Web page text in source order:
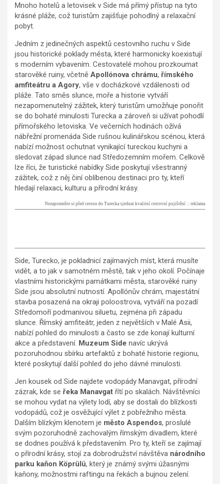
Mnoho hotelů a letovisek v Side má přímý přístup na tyto
krásné pláže, což turistům zajišťuje pohodlný a relaxační
pobyt.
Jedním z jedinečných aspektů cestovního ruchu v Side
jsou historické poklady města, které harmonicky koexistují
s moderním vybavením. Cestovatelé mohou prozkoumat
starověké ruiny, včetně Apollónova chrámu, římského
amfiteátru a Agory, vše v docházkové vzdálenosti od
pláže. Tato směs slunce, moře a historie vytváří
nezapomenutelný zážitek, který turistům umožňuje ponořit
se do bohaté minulosti Turecka a zároveň si užívat pohodlí
přímořského letoviska. Ve večerních hodinách ožívá
nábřežní promenáda Side rušnou kulinářskou scénou, která
nabízí možnost ochutnat vynikající tureckou kuchyni a
sledovat západ slunce nad Středozemním mořem. Celkově
lze říci, že turistické nabídky Side poskytují všestranný
zážitek, což z něj činí oblíbenou destinaci pro ty, kteří
hledají relaxaci, kulturu a přírodní krásy.
Nezapomeňte si před cestou do Turecka sjednat kvalitní cestovní pojištění :: reklama
Side, Turecko, je pokladnicí zajímavých míst, která musíte
vidět, a to jak v samotném městě, tak v jeho okolí. Počínaje
vlastními historickými památkami města, starověké ruiny
Side jsou absolutní nutností. Apollónův chrám, majestátní
stavba posazená na okraji poloostrova, vytváří na pozadí
Středomoří podmanivou siluetu, zejména při západu
slunce. Římský amfiteátr, jeden z největších v Malé Asii,
nabízí pohled do minulosti a často se zde konají kulturní
akce a představení. Muzeum Side navíc ukrývá
pozoruhodnou sbírku artefaktů z bohaté historie regionu,
které poskytují další pohled do jeho dávné minulosti.
Jen kousek od Side najdete vodopády Manavgat, přírodní
zázrak, kde se řeka Manavgat řítí po skalách. Návštěvníci
se mohou vydat na výlety lodí, aby se dostali do blízkosti
vodopádů, což je osvěžující výlet z pobřežního města.
Dalším blízkým klenotem je město Aspendos, proslulé
svým pozoruhodně zachovalým římským divadlem, které
se dodnes používá k představením. Pro ty, kteří se zajímají
o přírodní krásy, stojí za dobrodružství návštěva národního
parku kaňon Köprülü, který je známý svými úžasnými
kaňony, možnostmi raftingu na řekách a bujnou zelení.